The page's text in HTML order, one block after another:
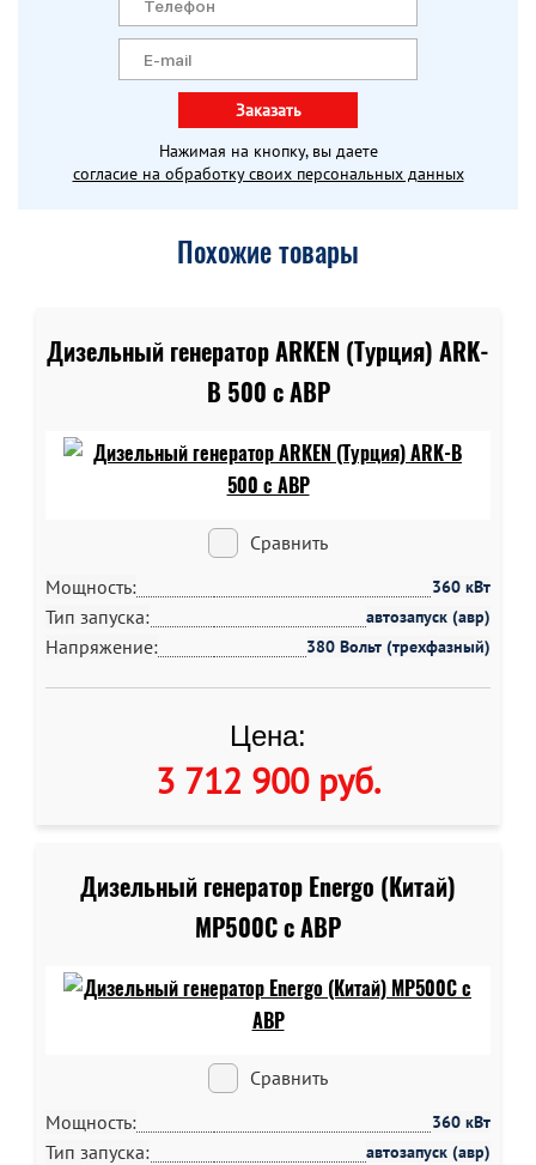
Заказать
Нажимая на кнопку, вы даете
согласие на обработку своих персональных данных
Похожие товары
Дизельный генератор ARKEN (Турция) ARK-
B 500 c АВР
Сравнить
Мощность:
360 кВт
Тип запуска: автозапуск (авр)
Напряжение: 380 Вольт (трехфазный)
Цена:
3 712 900 руб.
Дизельный генератор Energo (Китай)
MP500C c АВР
Сравнить
Мощность:
360 кВт
Тип запуска: автозапуск (авр)